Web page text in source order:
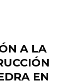
A LA
EN